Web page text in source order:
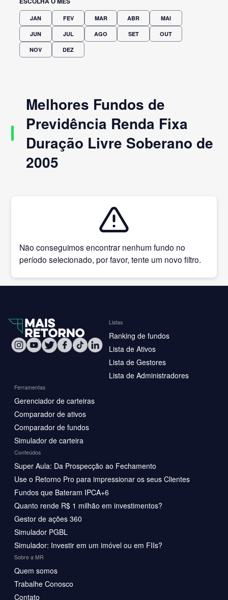
JAN FEV MAR ABR MAI
JUN JUL AGO SET OUT
NOV DEZ
Melhores Fundos de
Previdência Renda Fixa
Duração Livre Soberano de
2005
Não conseguimos encontrar nenhum fundo no
período selecionado, por favor, tente um novo filtro.
Listas
Ranking de fundos
Lista de Ativos
Lista de Gestores
Lista de Administradores
Ferramentas
Gerenciador de carteiras
Comparador de ativos
Comparador de fundos
Simulador de carteira
Conteúdos
Super Aula: Da Prospecção ao Fechamento
Use o Retorno Pro para impressionar os seus Clientes
Fundos que Bateram IPCA+6
Quanto rende R$ 1 milhão em investimentos?
Gestor de ações 360
Simulador PGBL
Simulador: Investir em um imóvel ou em FIIs?
Sobre a MR
Quem somos
Trabalhe Conosco
Contato